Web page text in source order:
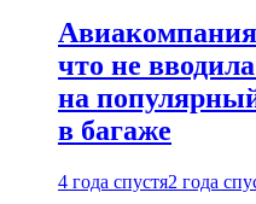
что не
на
в багаже
4 года спустя2 года